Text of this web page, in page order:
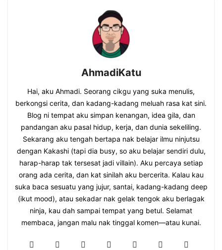
AhmadiKatu
Hai, aku Ahmadi. Seorang cikgu yang suka menulis,
berkongsi cerita, dan kadang-kadang meluah rasa kat sini.
Blog ni tempat aku simpan kenangan, idea gila, dan
pandangan aku pasal hidup, kerja, dan dunia sekeliling.
Sekarang aku tengah bertapa nak belajar ilmu ninjutsu
dengan Kakashi (tapi dia busy, so aku belajar sendiri dulu,
harap-harap tak tersesat jadi villain). Aku percaya setiap
orang ada cerita, dan kat sinilah aku bercerita. Kalau kau
suka baca sesuatu yang jujur, santai, kadang-kadang deep
(ikut mood), atau sekadar nak gelak tengok aku berlagak
ninja, kau dah sampai tempat yang betul. Selamat
membaca, jangan malu nak tinggal komen—atau kunai.